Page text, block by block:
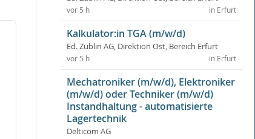
in Erfurt
vor 5 h
Kalkulator:in TGA (m/w/d)
Ed. Züblin AG, Direktion Ost, Bereich Erfurt
in Erfurt
vor 5 h
Mechatroniker (m/w/d), Elektroniker
(m/w/d) oder Techniker (m/w/d)
Instandhaltung - automatisierte
Lagertechnik
Delticom AG